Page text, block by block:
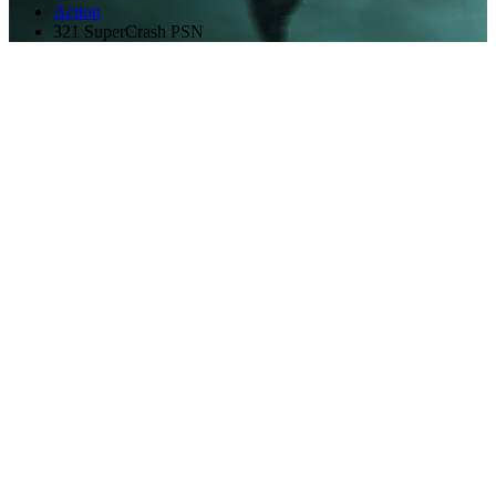
Action
321 SuperCrash PSN